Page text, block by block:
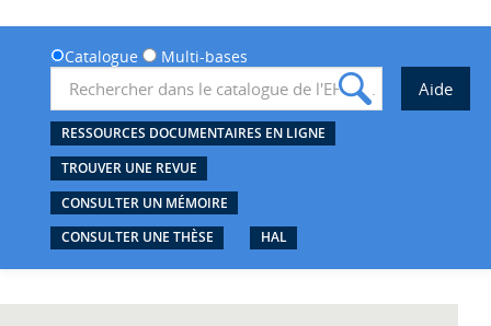
Catalogue Multi-bases
RESSOURCES DOCUMENTAIRES EN LIGNE
TROUVER UNE REVUE
CONSULTER UN MÉMOIRE
CONSULTER UNE THÈSE
HAL